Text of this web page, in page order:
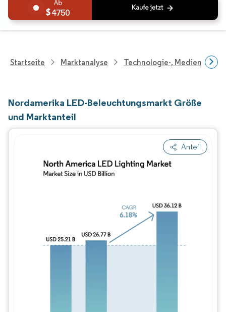
4750
Startseite Marktanalyse Technologie-, Medien- Und
Nordamerika LED-Beleuchtungsmarkt Größe
und Marktanteil
Anteil